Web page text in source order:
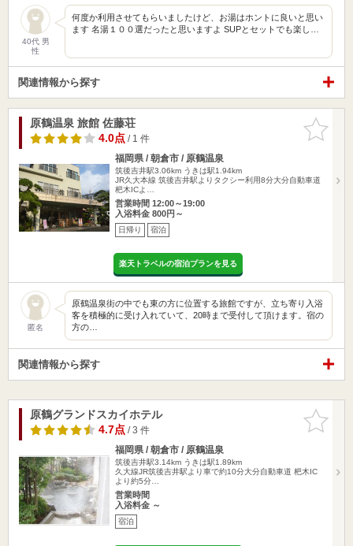
40代 男
性
何度か利用させてもらいましたけど、お湯はホントに良いと思い
ます 名湯１００選だったと思いますよ SUPとセットでも楽し…
関連情報から探す
お気に入
りに追加
原鶴温泉 旅館 佐藤荘
4.0点/ 1 件
福岡県 / 朝倉市 / 原鶴温泉
筑後吉井駅3.06km うきは駅1.94km
JR久大本線 筑後吉井駅よりタクシー利用8分大分自動車道
杷木ICよ…
営業時間 12:00～19:00
入浴料金 800円～
日帰り 宿泊
楽天トラベルの宿泊プランを見る
匿名
原鶴温泉街の中でも東の方に位置する旅館ですが、立ち寄り入浴
客を積極的に受け入れていて、20時まで受付して頂けます。宿の
方の…
関連情報から探す
お気に入
りに追加
原鶴グランドスカイホテル
4.7点/ 3 件
福岡県 / 朝倉市 / 原鶴温泉
筑後吉井駅3.14km うきは駅1.89km
久大線JR筑後吉井駅より車で約10分大分自動車道 杷木IC
より約5分…
営業時間
入浴料金 ～
宿泊